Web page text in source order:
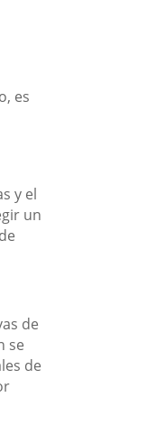
es
y el
un
de
se
de